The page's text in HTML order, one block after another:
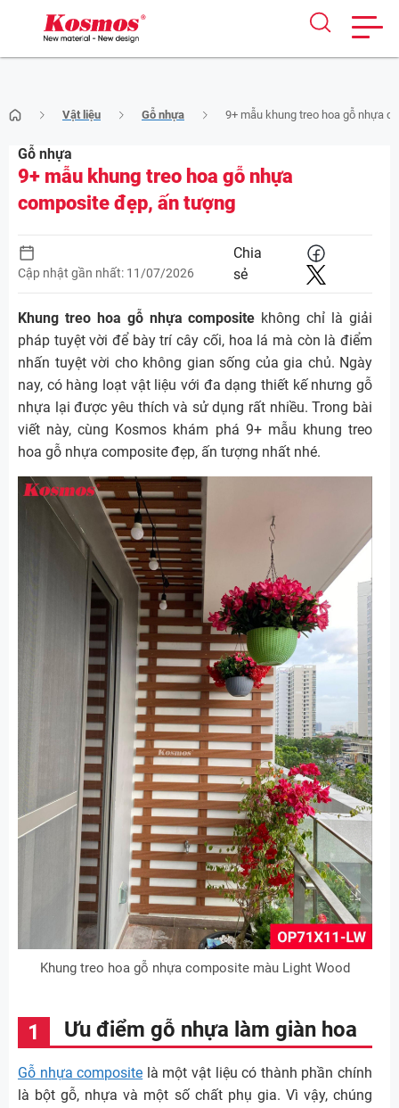
to
content
Vật liệu Gỗ nhựa 9+ mẫu khung treo hoa gỗ nhựa
Gỗ nhựa
9+ mẫu khung treo hoa gỗ nhựa
composite đẹp, ấn tượng
Cập nhật gần nhất: 11/07/2026
Chia
sẻ
Khung treo hoa gỗ nhựa composite không chỉ là giải
pháp tuyệt vời để bày trí cây cối, hoa lá mà còn là điểm
nhấn tuyệt vời cho không gian sống của gia chủ. Ngày
nay, có hàng loạt vật liệu với đa dạng thiết kế nhưng gỗ
nhựa lại được yêu thích và sử dụng rất nhiều. Trong bài
viết này, cùng Kosmos khám phá 9+ mẫu khung treo
hoa gỗ nhựa composite đẹp, ấn tượng nhất nhé.
Khung treo hoa gỗ nhựa composite màu Light Wood
Ưu điểm gỗ nhựa làm giàn hoa
Gỗ nhựa composite là một vật liệu có thành phần chính
là bột gỗ, nhựa và một số chất phụ gia. Vì vậy, chúng